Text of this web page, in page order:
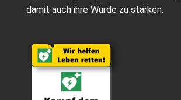
damit auch ihre Würde zu stärken.